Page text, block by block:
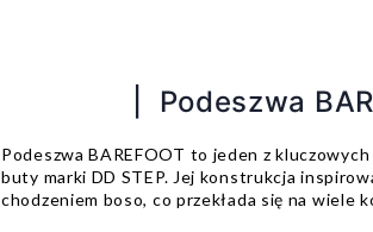
| Podeszwa
Podeszwa BAREFOOT to jeden z
buty marki DD STEP. Jej konstrukcja
chodzeniem boso, co przekłada się na wiele